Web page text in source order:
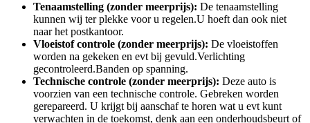
Tenaamstelling (zonder meerprijs): De tenaamstelling
kunnen wij ter plekke voor u regelen.U hoeft dan ook niet
naar het postkantoor.
Vloeistof controle (zonder meerprijs): De vloeistoffen
worden na gekeken en evt bij gevuld.Verlichting
gecontroleerd.Banden op spanning.
Technische controle (zonder meerprijs): Deze auto is
voorzien van een technische controle. Gebreken worden
gerepareerd. U krijgt bij aanschaf te horen wat u evt kunt
verwachten in de toekomst, denk aan een onderhoudsbeurt of